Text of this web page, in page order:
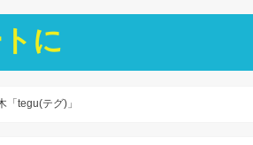
に
「tegu(テグ)」